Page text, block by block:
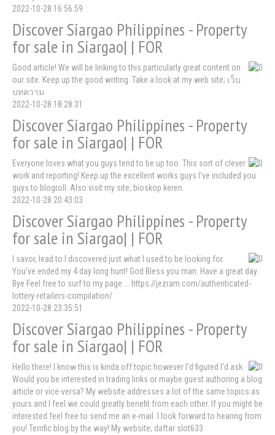
2022-10-28 16:56:59
Discover Siargao Philippines - Property
for sale in Siargao| | FOR
Good article! We will be linking to this particularly great content on
our site. Keep up the good writing. Take a look at my web site; เว็บ
บทความ
2022-10-28 18:28:31
Discover Siargao Philippines - Property
for sale in Siargao| | FOR
Everyone loves what you guys tend to be up too. This sort of clever
work and reporting! Keep up the excellent works guys I've included you
guys to blogroll. Also visit my site; bioskop keren
2022-10-28 20:43:03
Discover Siargao Philippines - Property
for sale in Siargao| | FOR
I savor, lead to I discovered just what I used to be looking for.
You've ended my 4 day long hunt! God Bless you man. Have a great day.
Bye Feel free to surf to my page ... https://jezram.com/authenticated-
lottery-retailers-compilation/
2022-10-28 23:35:51
Discover Siargao Philippines - Property
for sale in Siargao| | FOR
Hello there! I know this is kinda off topic however I'd figured I'd ask.
Would you be interested in trading links or maybe guest authoring a blog
article or vice-versa? My website addresses a lot of the same topics as
yours and I feel we could greatly benefit from each other. If you might be
interested feel free to send me an e-mail. I look forward to hearing from
you! Terrific blog by the way! My website; daftar slot633